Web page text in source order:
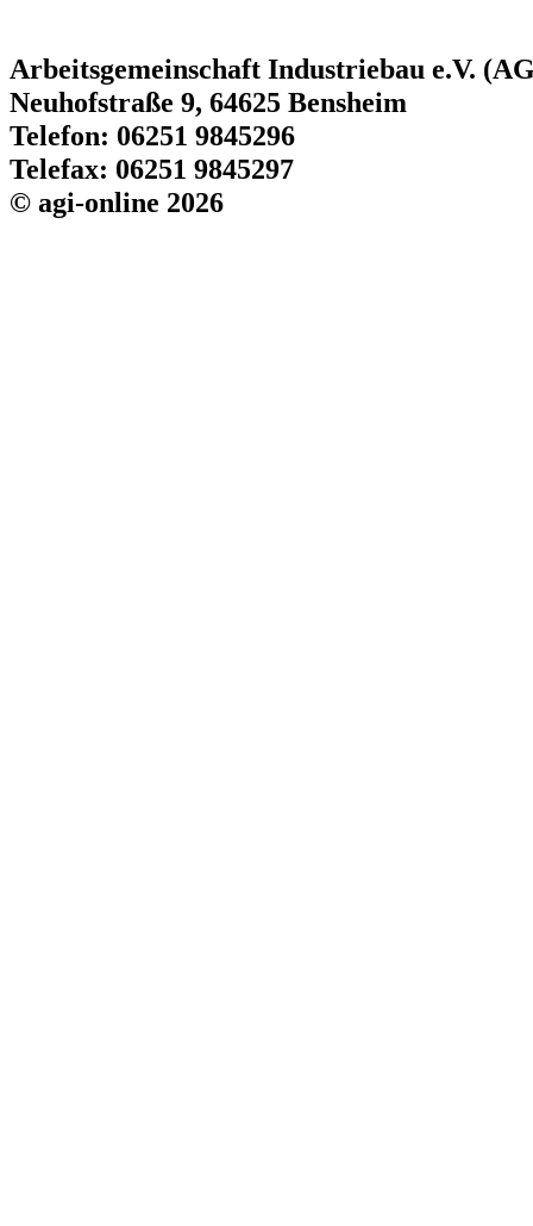
Arbeitsgemeinschaft Industriebau e.V.
Neuhofstraße 9, 64625 Bensheim
Telefon: 06251 9845296
Telefax: 06251 9845297
© agi-online 2026